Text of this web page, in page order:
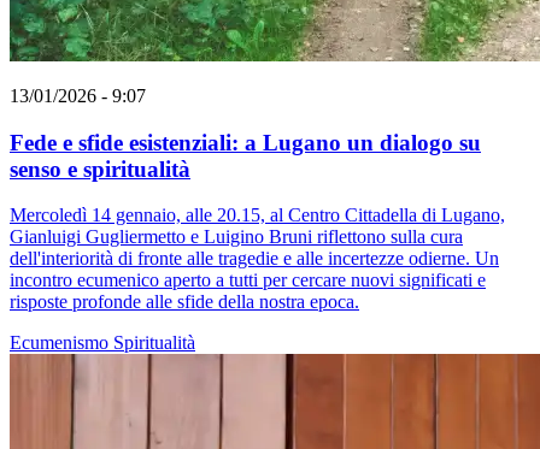
13/01/2026 - 9:07
Fede e sfide esistenziali: a Lugano un dialogo su
senso e spiritualità
Mercoledì 14 gennaio, alle 20.15, al Centro Cittadella di Lugano,
Gianluigi Gugliermetto e Luigino Bruni riflettono sulla cura
dell'interiorità di fronte alle tragedie e alle incertezze odierne. Un
incontro ecumenico aperto a tutti per cercare nuovi significati e
risposte profonde alle sfide della nostra epoca.
Ecumenismo Spiritualità